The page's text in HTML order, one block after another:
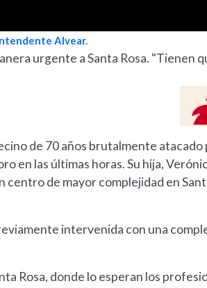
Alvear.
urgente a Santa Rosa. "Tienen
de 70 años brutalmente
en las últimas horas. Su hija,
de mayor complejidad en
intervenida con una
Rosa, donde lo esperan los